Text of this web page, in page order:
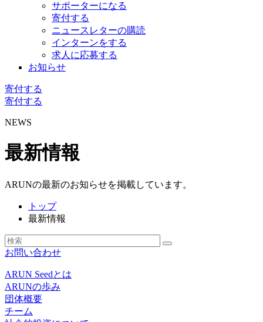
サポーターになる
寄付する
ニュースレターの購読
インターンをする
求人に応募する
お知らせ
寄付する
寄付する
NEWS
最新情報
ARUNの最新のお知らせを掲載しています。
トップ
最新情報
お問い合わせ
ARUN Seedとは
ARUNの歩み
団体概要
チーム